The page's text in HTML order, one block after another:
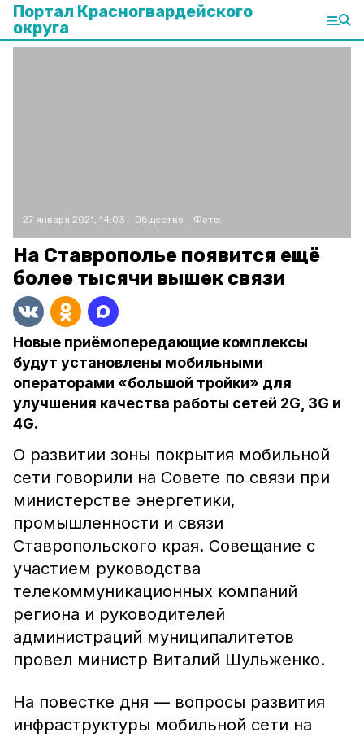
Портал Красногвардейского
округа
27 января 2021, 14:03 Общество Фото:
На Ставрополье появится ещё
более тысячи вышек связи
Новые приёмопередающие комплексы
будут установлены мобильными
операторами «большой тройки» для
улучшения качества работы сетей 2G, 3G и
4G.
О развитии зоны покрытия мобильной
сети говорили на Совете по связи при
министерстве энергетики,
промышленности и связи
Ставропольского края. Совещание с
участием руководства
телекоммуникационных компаний
региона и руководителей
администраций муниципалитетов
провел министр Виталий Шульженко.
На повестке дня — вопросы развития
инфраструктуры мобильной сети на